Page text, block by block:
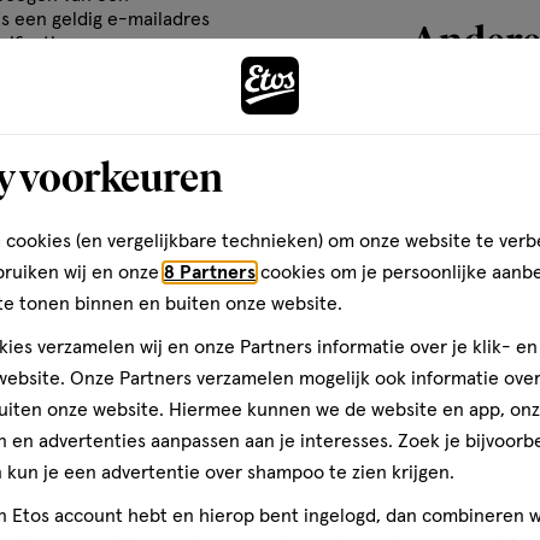
impact hebben op het
een miljoen mannen en
genoemd.
om
het
met
3
sterren.
Hiermee
een
vragenformulier.
om
het
met
4
sterren.
Hiermee
een
vragenformulier.
om
het
met
5
sterren.
Hiermee
open
een
vragenformulier.
een geldig e-mailadres
er
4.0
10 stuks
voorkeuren
cookies (en vergelijkbare technieken) om onze website te
wij en onze 8 Partners cookies om je persoonlijke
tonen binnen en buiten onze website.
verzamelen wij en onze Partners informatie over je klik-
Onze Partners verzamelen mogelijk ook informatie
onze website. Hiermee kunnen we de website en app,
en advertenties aanpassen aan je interesses. Zoek je
kun je een advertentie over shampoo te zien krijgen.
Etos account hebt en hierop bent ingelogd, dan combineren